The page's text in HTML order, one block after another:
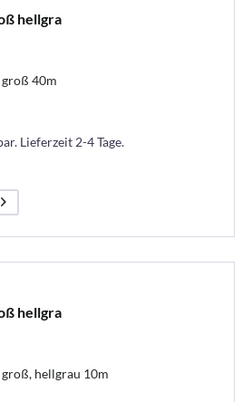
hellgra
40m
Lieferzeit 2-4 Tage.
hellgra
hellgrau 10m